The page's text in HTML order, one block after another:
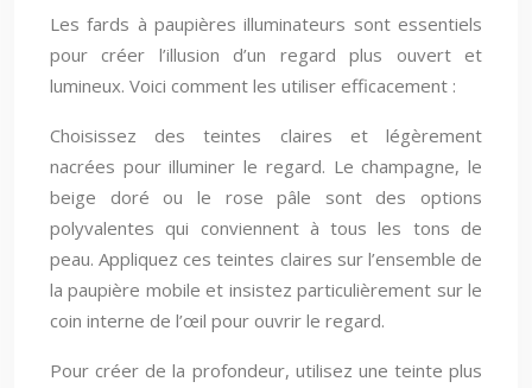
Les fards à paupières illuminateurs sont essentiels
pour créer l’illusion d’un regard plus ouvert et
lumineux. Voici comment les utiliser efficacement :
Choisissez des teintes claires et légèrement
nacrées pour illuminer le regard. Le champagne, le
beige doré ou le rose pâle sont des options
polyvalentes qui conviennent à tous les tons de
peau. Appliquez ces teintes claires sur l’ensemble de
la paupière mobile et insistez particulièrement sur le
coin interne de l’œil pour ouvrir le regard.
Pour créer de la profondeur, utilisez une teinte plus